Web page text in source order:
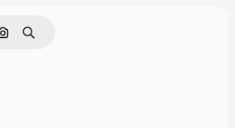
Nach Bild suchen
Suchen